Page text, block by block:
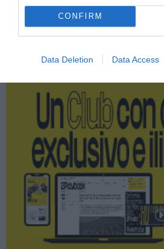
CONFIRM
Data Deletion Data Access
2Playbook Club